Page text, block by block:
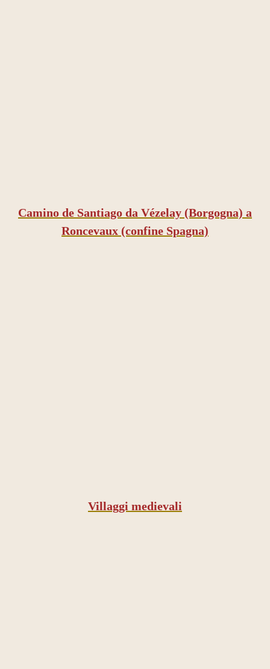
Camino de Santiago da Vézelay (Borgogna) a
Roncevaux (confine Spagna)
Villaggi medievali